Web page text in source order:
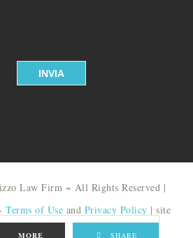
MORE SHARE
Law Firm ~ All Rights Reserved |
Terms of Use and Privacy Policy | site